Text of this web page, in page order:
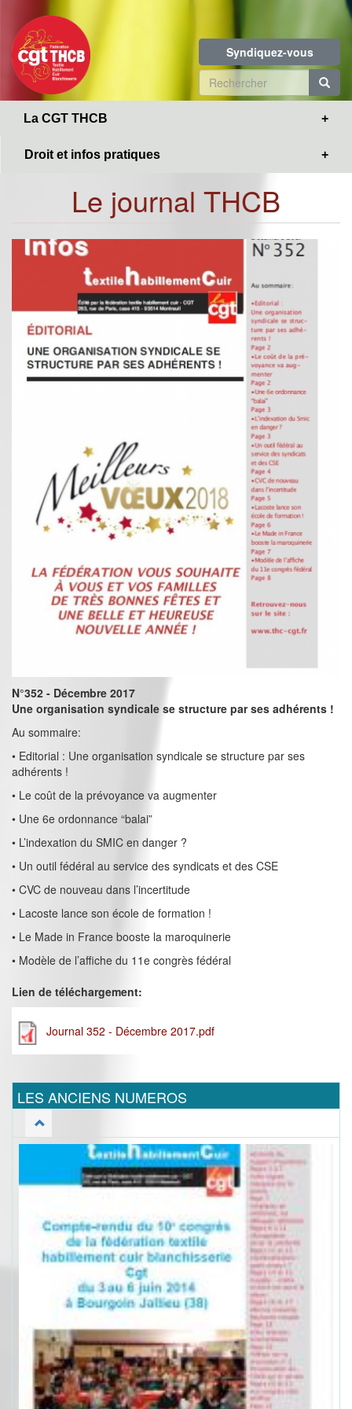
contenu
principal
Syndiquez-vous
Formulaire
de
La CGT THCB
Droit et infos pratiques
Le journal THCB
N°352 - Décembre 2017
Une organisation syndicale se structure par ses adhérents !
Au sommaire:
• Editorial : Une organisation syndicale se structure par ses
adhérents !
• Le coût de la prévoyance va augmenter
• Une 6e ordonnance “balai”
• L’indexation du SMIC en danger ?
• Un outil fédéral au service des syndicats et des CSE
• CVC de nouveau dans l’incertitude
• Lacoste lance son école de formation !
• Le Made in France booste la maroquinerie
• Modèle de l’affiche du 11e congrès fédéral
Lien de téléchargement:
Journal 352 - Décembre 2017.pdf
LES ANCIENS NUMEROS